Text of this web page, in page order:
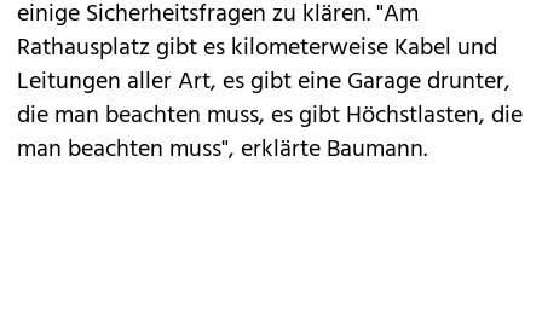
einige Sicherheitsfragen zu klären. "Am
Rathausplatz gibt es kilometerweise Kabel und
Leitungen aller Art, es gibt eine Garage drunter,
die man beachten muss, es gibt Höchstlasten, die
man beachten muss", erklärte Baumann.